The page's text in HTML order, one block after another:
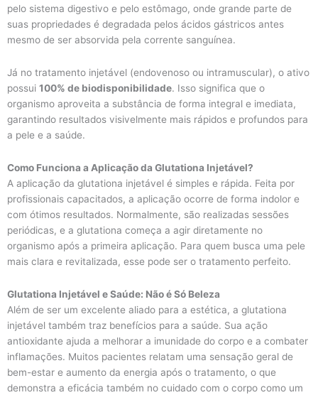
pelo sistema digestivo e pelo estômago, onde grande parte de
suas propriedades é degradada pelos ácidos gástricos antes
mesmo de ser absorvida pela corrente sanguínea.
Já no tratamento injetável (endovenoso ou intramuscular), o ativo
possui 100% de biodisponibilidade. Isso significa que o
organismo aproveita a substância de forma integral e imediata,
garantindo resultados visivelmente mais rápidos e profundos para
a pele e a saúde.
Como Funciona a Aplicação da Glutationa Injetável?
A aplicação da glutationa injetável é simples e rápida. Feita por
profissionais capacitados, a aplicação ocorre de forma indolor e
com ótimos resultados. Normalmente, são realizadas sessões
periódicas, e a glutationa começa a agir diretamente no
organismo após a primeira aplicação. Para quem busca uma pele
mais clara e revitalizada, esse pode ser o tratamento perfeito.
Glutationa Injetável e Saúde: Não é Só Beleza
Além de ser um excelente aliado para a estética, a glutationa
injetável também traz benefícios para a saúde. Sua ação
antioxidante ajuda a melhorar a imunidade do corpo e a combater
inflamações. Muitos pacientes relatam uma sensação geral de
bem-estar e aumento da energia após o tratamento, o que
demonstra a eficácia também no cuidado com o corpo como um